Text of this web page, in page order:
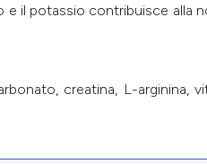
e il potassio contribuisce alla
creatina, L-arginina,